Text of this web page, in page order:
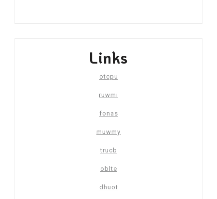
Links
otcpu
ruwmi
fonas
muwmy
trucb
oblte
dhuot